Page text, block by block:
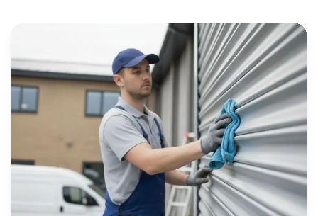
Entretien rideau métallique
Monteux
Contrats d’entretien de rideaux métalliques
pensés pour le rythme réel des commerces
d’Avignon et des zones d’activité du Vaucluse.
En savoir plus